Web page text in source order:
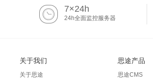
7×24h
24h全面监控服务器
关于我们
关于思途
思途产品
思途CMS